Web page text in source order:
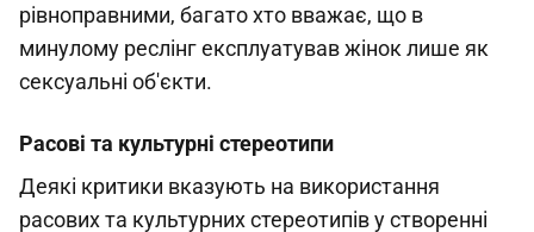
рівноправними, багато хто вважає, що в
минулому реслінг експлуатував жінок лише як
сексуальні об'єкти.
Расові та культурні стереотипи
Деякі критики вказують на використання
расових та культурних стереотипів у створенні